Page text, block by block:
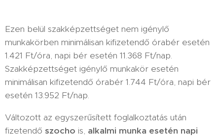
Ezen belül szakképzettséget nem igénylő
munkakörben minimálisan kifizetendő órabér esetén
1.421 Ft/óra, napi bér esetén 11.368 Ft/nap.
Szakképzettséget igénylő munkakör esetén
minimálisan kifizetendő órabér 1.744 Ft/óra, napi bér
esetén 13.952 Ft/nap.
Változott az egyszerűsített foglalkoztatás után
fizetendő szocho is, alkalmi munka esetén napi